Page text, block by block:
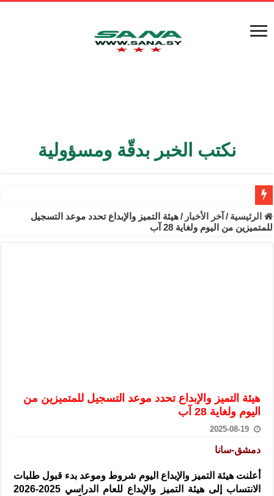
نكتب الخبر بدقّة ومسؤولية
الأمن الداخلي يعثر على مقبرة جماعية في ريف اللاذقية تضم 9 جثامين
الوزير الشيباني يبحث في باريس تعزيز الاستقرار في سوريا
سوريا تبحث مع الإيسيسكو التعاون في البحث العلمي وحماية التراث
الرئيسية / آخر الأخبار /هيئة التميز والإبداع تحدد موعد التسجيل
للمتميزين من اليوم ولغاية 28 آب
هيئة التميز والإبداع تحدد موعد التسجيل للمتميزين من
اليوم ولغاية 28 آب
2025-08-19
دمشق-سانا
أعلنت هيئة التميز والإبداع اليوم شروط وموعد بدء قبول طلبات
الانتساب إلى هيئة التميز والإبداع للعام الدراسي 2025-2026